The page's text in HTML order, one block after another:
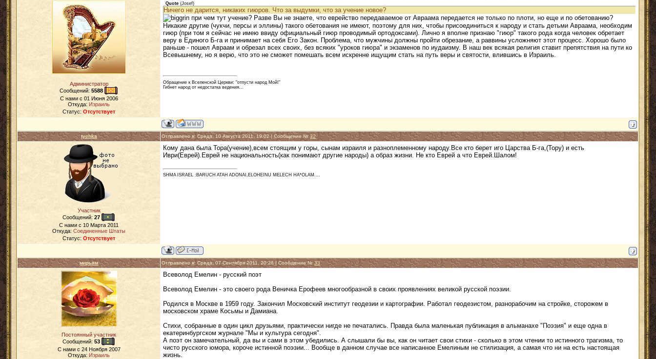
Администратор
Сообщений:5588
C нами с 01 Июня 2006
Откуда: Израиль
Статус:Отсутствует
Quote (Josef)
Ничего не дарится, никаких гиюров. Что за выдумки, что за учение новое?
при чем тут учение? Разве Вы не знаете, что еврейство передаваемое от Авраама передается не только по плоти, но еще и по обетованию?
Никакие другие (чукчи, персы и эллины) такого обетования не имеют, поэтому для них, чтобы присоединиться к народу и стать детьми Авраама, необходим
гиюр (при том я сейчас не имею ввиду официальный гиюр проводимый ортодоксами). Лично я вполне признаю "гиюр" такого рода когда человек обретает
веру в Единого Б-га и принимает на себя Его Закон. Проблема, что мужчины должны пройти обрезание, а раввины усложняют этот процесс. Хорошо было
раньше - пошел Авраам и обрезал всех своих, без всяких "уроков гиюра" и экзаменов по иудаизму. В наш век всякая религия ставит препятствия на пути ко
Всевышнему, но я верю, что это не сможет помешать всем искренне ищущим стать на путь веры и святости, влившись в Израиль.
Обращение к Вселенской Церкви: "отпусти народ Мой!"
Гибнет народ от недостатка ведения...
tychka Отправлено в: Среда, 10 Августа 2011, 19:02 | Сообщение №32
Участник
Сообщений:27
C нами с 10 Марта 2011
Откуда:Соединенные Штаты
Статус:Отсутствует
Кому дана была Тора(учение),всем стоящим у горы, сынам израиля и разноплеменному народу.Все кто берет иго Царства Б-га,(Тору) и есть
Иври(Еврей).Еврей не национальность(как понимают другие народы) а образ жизни. Не кто Еврей а что Еврей.Шалом!
SHMA ISRAEL :BARUCH ATAH ADONAI,ELOHEINU MELECH HA*OLAM....
мирьям Отправлено в: Среда, 07 Сентября 2011, 20:26 | Сообщение №33
Постоянный участник
Сообщений:53
C нами с 24 Ноября 2007
Откуда: Израиль
Всеволод Емелин - русский поэт
Всеволод Емелин - это своего рода Веничка Ерофеев многообразной в своих проявлениях великой русской поэзии.
Родился в Москве в 1959 году. Закончил Московский институт геодезии и картографии. Работал геодезистом, разнорабочим на стройке, сторожeм в
московском храме Косьмы и Дамиана.
Стихи, собранные в один цикл друзьями, практически нигде не печатались. Правда была маленькая публикация в альманахе "Поэзия" и еще одна в
екатеринбургском журнале "Мы и культура сегодня".
А поэт он замечательный, да вы и сами в этом убедились. А слышали бы вы, как он читает свои стихи - сколько в этом чтении то истинного трагизма, то
чисто русского юмора, короче истинной поэзии... Вообще в данном случае все написанное Емелиным не стилизация, а самая что ни на есть настоящая
жизнь.